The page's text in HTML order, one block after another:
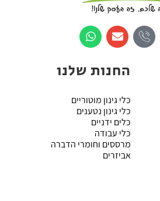
החנות שלנו
כלי גינון מוטוריים
כלי גינון נטענים
כלים ידניים
כלי עבודה
מרססים וחומרי הדברה
אביזרים